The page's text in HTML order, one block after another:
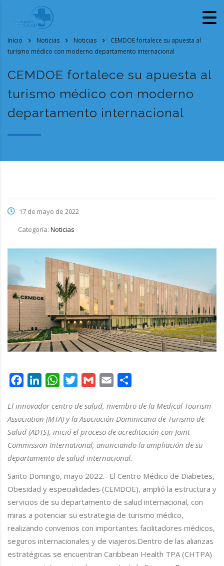
Inicio Noticias Noticias
CEMDOE fortalece su apuesta al
turismo médico con moderno departamento internacional
CEMDOE fortalece su apuesta al
turismo médico con moderno
departamento internacional
17 de mayo de 2022
Categoría: Noticias
FacebookLinkedInWhatsAppTwitterGmail Email
El innovador centro de salud, miembro de la Medical Tourism
Association (MTA) y la Asociación Dominicana de Turismo de
Salud (ADTS), inició el proceso de acreditación con Joint
Commission International, anunciando la ampliación de su
departamento de salud internacional.
Santo Domingo, mayo 2022.- El Centro Médico de Diabetes,
Obesidad y especialidades (CEMDOE), amplió la estructura y
servicios de su departamento de salud internacional, con
miras a potenciar su estrategia de turismo médico,
realizando convenios con importantes facilitadores médicos,
seguros internacionales y de viajeros.Dentro de las alianzas
estratégicas se encuentran Caribbean Health TPA (CHTPA)